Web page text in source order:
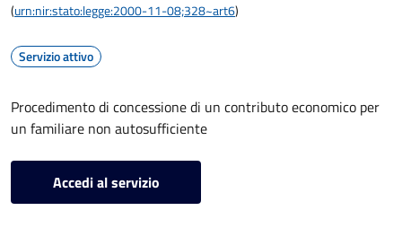
(urn:nir:stato:legge:2000-11-08;328~art6)
Servizio attivo
Procedimento di concessione di un contributo economico per
un familiare non autosufficiente
Accedi al servizio